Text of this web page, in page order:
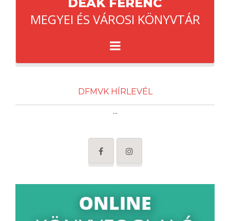
MEGYEI ÉS VÁROSI KÖNYVTÁR
DFMVK HÍRLEVÉL
...